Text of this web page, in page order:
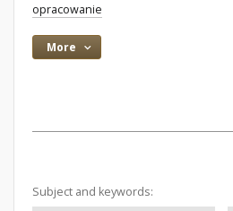
opracowanie
More
Subject and keywords: